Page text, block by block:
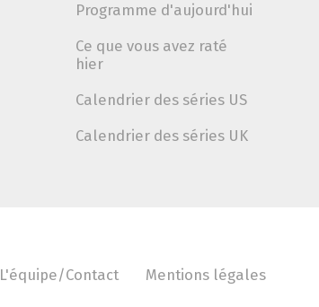
Programme d'aujourd'hui
Ce que vous avez raté
hier
Calendrier des séries US
Calendrier des séries UK
L'équipe/Contact Mentions légales